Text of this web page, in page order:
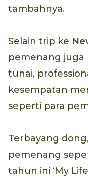
tambahnya.
Selain trip ke
pemenang juga
tunai,
kesempatan
seperti para
Terbayang
pemenang
tahun ini ‘My